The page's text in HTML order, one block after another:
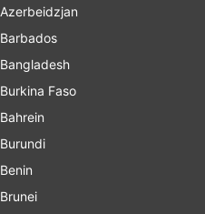
Azerbeidzjan
Barbados
Bangladesh
Burkina Faso
Bahrein
Burundi
Benin
Brunei